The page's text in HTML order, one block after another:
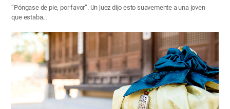
“Póngase de pie, por favor”. Un juez dijo esto suavemente a una joven
que estaba…